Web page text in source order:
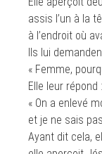
assis l’un à la
à l’endroit où
Ils lui
« Femme,
Elle leur répond :
« On a enlevé
et je ne sais
Ayant dit cela,